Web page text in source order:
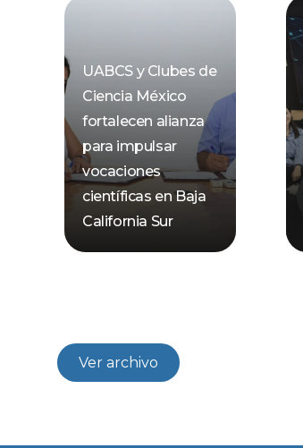
UABCS y Clubes de
Ciencia México
fortalecen alianza
para impulsar
vocaciones
científicas en Baja
California Sur
Ver archivo